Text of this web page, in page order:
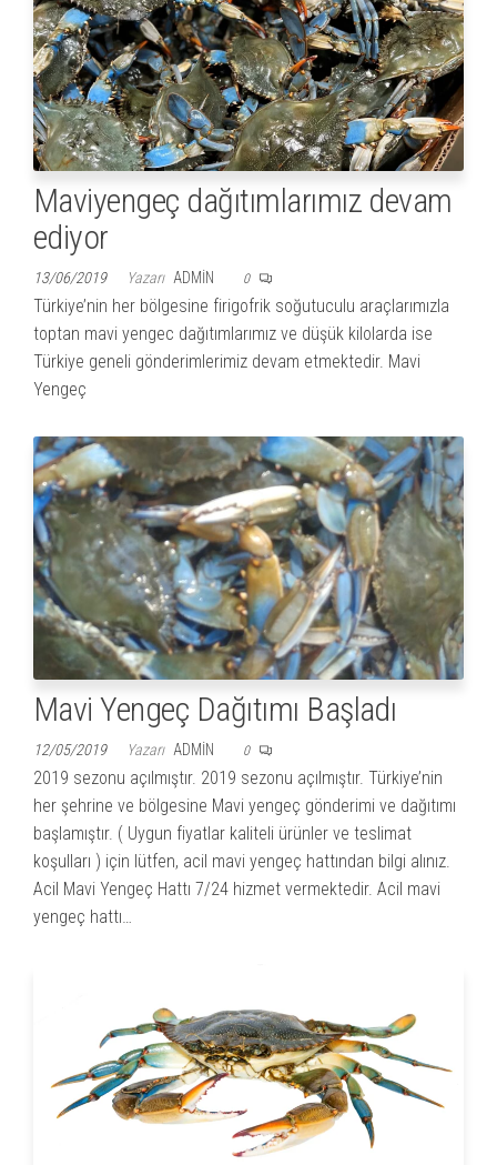
Maviyengeç dağıtımlarımız devam
ediyor
13/06/2019 Yazarı ADMIN 0
Türkiye’nin her bölgesine firigofrik soğutuculu araçlarımızla
toptan mavi yengec dağıtımlarımız ve düşük kilolarda ise
Türkiye geneli gönderimlerimiz devam etmektedir. Mavi
Yengeç
Mavi Yengeç Dağıtımı Başladı
12/05/2019 Yazarı ADMIN 0
2019 sezonu açılmıştır. 2019 sezonu açılmıştır. Türkiye’nin
her şehrine ve bölgesine Mavi yengeç gönderimi ve dağıtımı
başlamıştır. ( Uygun fiyatlar kaliteli ürünler ve teslimat
koşulları ) için lütfen, acil mavi yengeç hattından bilgi alınız.
Acil Mavi Yengeç Hattı 7/24 hizmet vermektedir. Acil mavi
yengeç hattı…